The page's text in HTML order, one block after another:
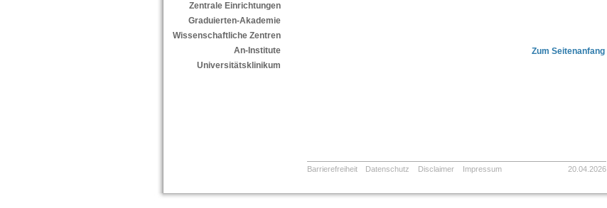
Zentrale Einrichtungen
Graduierten-Akademie
Wissenschaftliche Zentren
An-Institute
Universitätsklinikum
Zum Seitenanfang
Barrierefreiheit Datenschutz Disclaimer Impressum 20.04.2026